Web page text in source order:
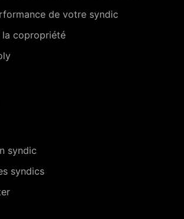
de votre syndic
copropriété
syndic
syndics